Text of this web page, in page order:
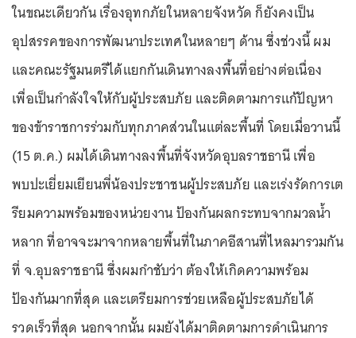
ในขณะเดียวกัน เรื่องอุทกภัยในหลายจังหวัด ก็ยังคงเป็น
อุปสรรคของการพัฒนาประเทศในหลายๆ ด้าน ซึ่งช่วงนี้ ผม
และคณะรัฐมนตรีได้แยกกันเดินทางลงพื้นที่อย่างต่อเนื่อง
เพื่อเป็นกำลังใจให้กับผู้ประสบภัย และติดตามการแก้ปัญหา
ของข้าราชการร่วมกับทุกภาคส่วนในแต่ละพื้นที่ โดยเมื่อวานนี้
(15 ต.ค.) ผมได้เดินทางลงพื้นที่จังหวัดอุบลราชธานี เพื่อ
พบปะเยี่ยมเยียนพี่น้องประชาชนผู้ประสบภัย และเร่งรัดการเต
รียมความพร้อมของหน่วยงาน ป้องกันผลกระทบจากมวลน้ำ
หลาก ที่อาจจะมาจากหลายพื้นที่ในภาคอีสานที่ไหลมารวมกัน
ที่ จ.อุบลราชธานี ซึ่งผมกำชับว่า ต้องให้เกิดความพร้อม
ป้องกันมากที่สุด และเตรียมการช่วยเหลือผู้ประสบภัยได้
รวดเร็วที่สุด นอกจากนั้น ผมยังได้มาติดตามการดำเนินการ